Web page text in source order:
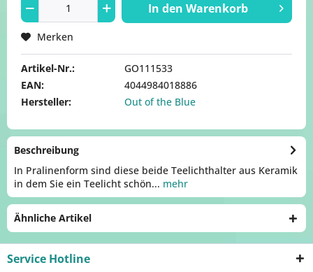
In den Warenkorb
Merken
Artikel-Nr.:
GO111533
EAN:
4044984018886
Hersteller:
Out of the Blue
Beschreibung
In Pralinenform sind diese beide Teelichthalter aus Keramik
in dem Sie ein Teelicht schön... mehr
Ähnliche Artikel
Service Hotline